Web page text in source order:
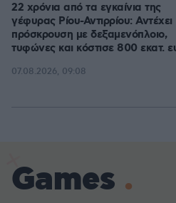
22 χρόνια από τα εγκαίνια της
γέφυρας Ρίου-Αντιρρίου: Αντέχει
πρόσκρουση με δεξαμενόπλοιο,
τυφώνες και κόστισε 800 εκατ.
07.08.2026, 09:08
Games